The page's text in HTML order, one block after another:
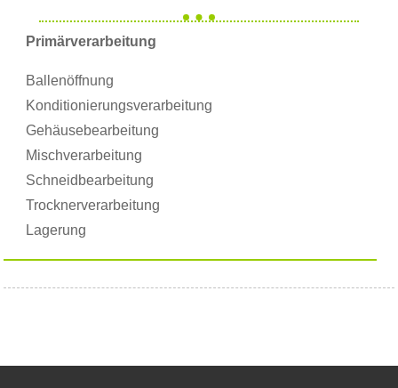
Primärverarbeitung
Ballenöffnung
Konditionierungsverarbeitung
Gehäusebearbeitung
Mischverarbeitung
Schneidbearbeitung
Trocknerverarbeitung
Lagerung